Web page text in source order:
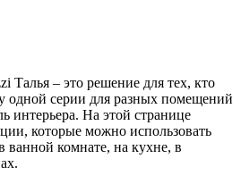
Талья – это решение для тех, кто
одной серии для разных помещений
интерьера. На этой странице
которые можно использовать
ванной комнате, на кухне, в